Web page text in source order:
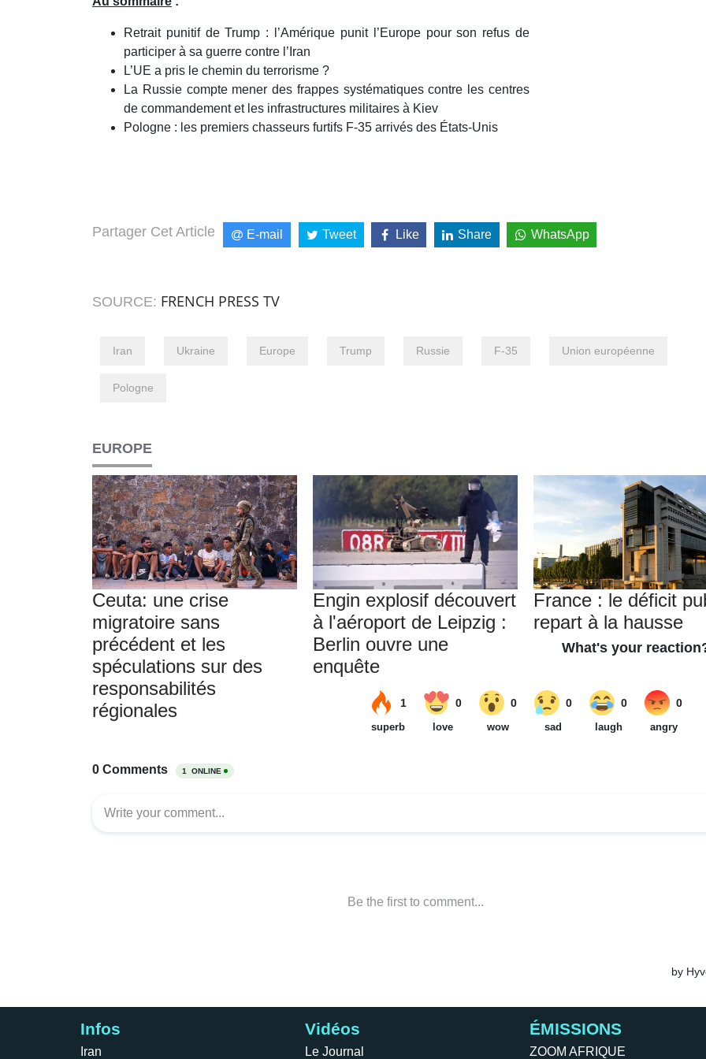
minutes,
secondsVolume
Retrait punitif de Trump : l’Amérique punit l’Europe pour son refus de
participer à sa guerre contre l’Iran
L’UE a pris le chemin du terrorisme ?
La Russie compte mener des frappes systématiques contre les centres
de commandement et les infrastructures militaires à Kiev
Pologne : les premiers chasseurs furtifs F-35 arrivés des États-Unis
Partager Cet Article E-mail Tweet Like Share WhatsApp
SOURCE: FRENCH PRESS TV
Iran Ukraine Europe Trump Russie F-35 Union européenne
Pologne
EUROPE
Ceuta: une crise
migratoire sans
précédent et les
spéculations sur des
responsabilités
régionales
Engin explosif découvert
à l'aéroport de Leipzig :
Berlin ouvre une
enquête
France : le déficit
repart à la hausse
Infos
Iran
Vidéos
Le Journal
ÉMISSIONS
ZOOM AFRIQUE